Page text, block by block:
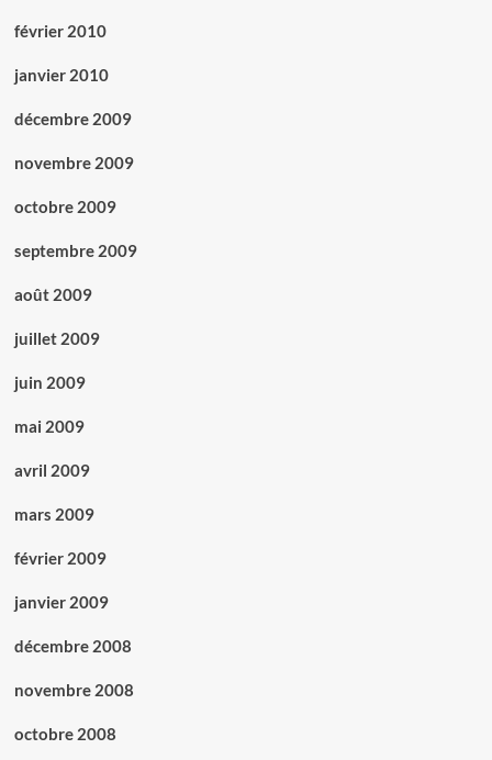
février 2010
janvier 2010
décembre 2009
novembre 2009
octobre 2009
septembre 2009
août 2009
juillet 2009
juin 2009
mai 2009
avril 2009
mars 2009
février 2009
janvier 2009
décembre 2008
novembre 2008
octobre 2008